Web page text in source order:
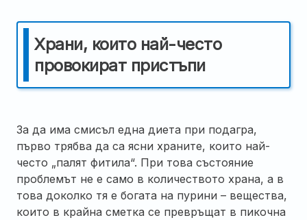
Храни, които най-често
провокират пристъпи
За да има смисъл една диета при подагра,
първо трябва да са ясни храните, които най-
често „палят фитила“. При това състояние
проблемът не е само в количеството храна, а в
това доколко тя е богата на пурини – вещества,
които в крайна сметка се превръщат в пикочна